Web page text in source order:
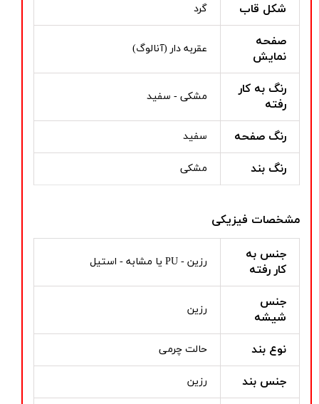
شکل قاب گرد
صفحه
نمایش
عقربه دار (آنالوگ)
رنگ به کار
رفته
مشکی - سفید
رنگ صفحه سفید
رنگ بند مشکی
مشخصات فیزیکی
جنس به
کار رفته
رزین - PU یا مشابه - استیل
جنس
شیشه
رزین
نوع بند حالت چرمی
جنس بند رزین